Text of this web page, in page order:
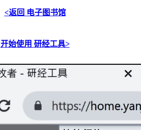
<返回 电子图书馆
开始使用 研经工具>